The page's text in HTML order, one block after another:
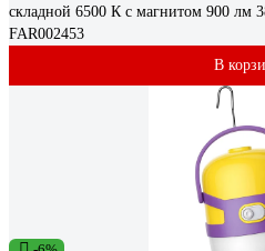
складной 6500 К с магнитом 900 лм
FAR002453
В